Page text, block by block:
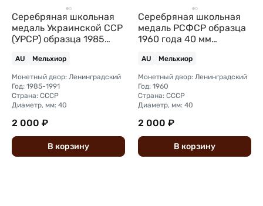
Серебряная школьная
медаль Украинской ССР
(УРСР) образца 1985
AU Мельхиор
Монетный двор: Ленинградский
Год: 1985-1991
Страна: СССР
Диаметр, мм: 40
2 000 ₽
В корзину
Серебряная школьная
медаль РСФСР образца
1960 года 40 мм
AU Мельхиор
Монетный двор: Ленинградский
Год: 1960
Страна: СССР
Диаметр, мм: 40
2 000 ₽
В корзину